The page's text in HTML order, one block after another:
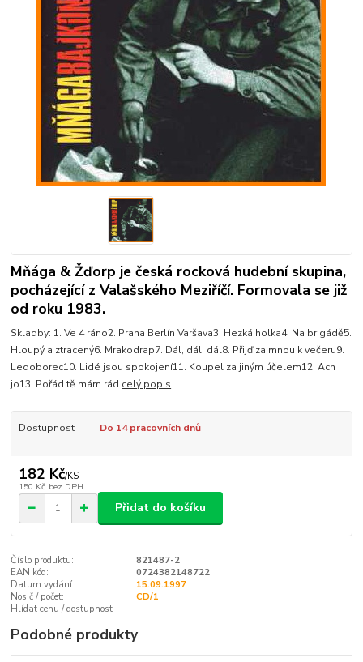
Mňága & Žďorp je česká rocková hudební skupina,
pocházející z Valašského Meziříčí. Formovala se již
od roku 1983.
Skladby: 1. Ve 4 ráno2. Praha Berlín Varšava3. Hezká holka4. Na brigádě5.
Hloupý a ztracený6. Mrakodrap7. Dál, dál, dál8. Přijď za mnou k večeru9.
Ledoborec10. Lidé jsou spokojení11. Koupel za jiným účelem12. Ach
jo13. Pořád tě mám rád celý popis
Dostupnost Do 14 pracovních dnů
182 Kč/KS
150 Kč bez DPH
Přidat do košíku
Číslo produktu:
821487-2
EAN kód:
0724382148722
Datum vydání:
15.09.1997
Nosič / počet:
CD/1
Hlídat cenu / dostupnost
Podobné produkty